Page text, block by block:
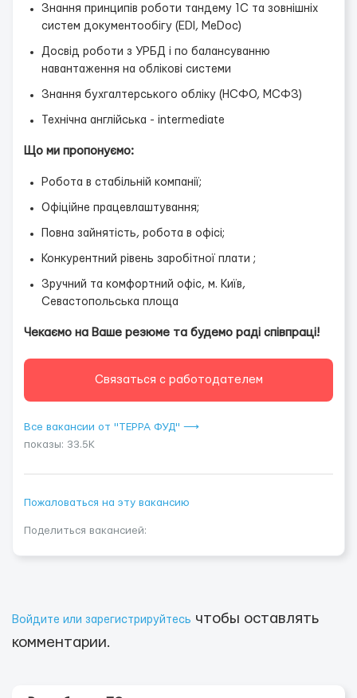
Знання принципів роботи тандему 1С та зовнішніх
систем документообігу (EDI, MeDoc)
Досвід роботи з УРБД і по балансуванню
навантаження на облікові системи
Знання бухгалтерського обліку (НСФО, МСФЗ)
Технічна англійська - intermediate
Що ми пропонуємо:
Робота в стабільній компанії;
Офіційне працевлаштування;
Повна зайнятість, робота в офісі;
Конкурентний рівень заробітної плати ;
Зручний та комфортний офіс, м. Київ,
Севастопольська площа
Чекаємо на Ваше резюме та будемо раді співпраці!
Связаться с работодателем
Все вакансии от "ТЕРРА ФУД" ⟶
показы: 33.5K
Пожаловаться на эту вакансию
Поделиться вакансией:
Войдите или зарегистрируйтесь чтобы оставлять
комментарии.